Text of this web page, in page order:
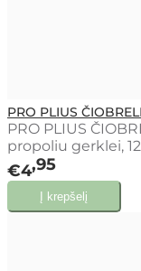
PRO PLIUS
PRO PLIUS
propoliu gerklei,
€4 95